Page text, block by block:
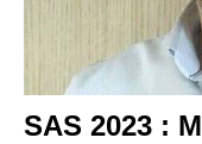
SAS 2023 :